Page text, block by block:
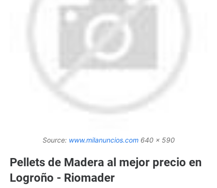
Source: www.milanuncios.com640 x 590
Pellets de Madera al mejor precio en
Logroño - Riomader